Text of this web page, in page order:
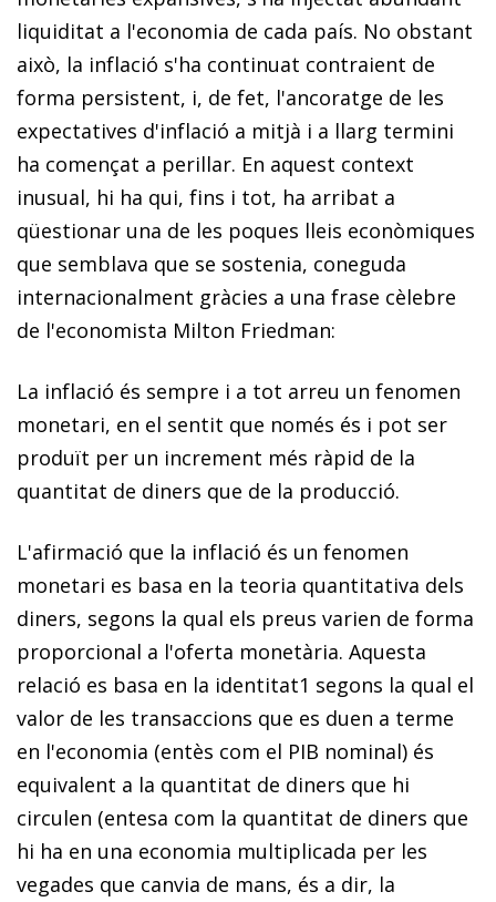
liquiditat a l'economia de cada país. No obstant
això, la inflació s'ha continuat contraient de
forma persistent, i, de fet, l'ancoratge de les
expectatives d'inflació a mitjà i a llarg termini
ha començat a perillar. En aquest context
inusual, hi ha qui, fins i tot, ha arribat a
qüestionar una de les poques lleis econòmiques
que semblava que se sostenia, coneguda
internacionalment gràcies a una frase cèlebre
de l'economista Milton Friedman:
La inflació és sempre i a tot arreu un fenomen
monetari, en el sentit que només és i pot ser
produït per un increment més ràpid de la
quantitat de diners que de la producció.
L'afirmació que la inflació és un fenomen
monetari es basa en la teoria quantitativa dels
diners, segons la qual els preus varien de forma
proporcional a l'oferta monetària. Aquesta
relació es basa en la identitat1 segons la qual el
valor de les transaccions que es duen a terme
en l'economia (entès com el PIB nominal) és
equivalent a la quantitat de diners que hi
circulen (entesa com la quantitat de diners que
hi ha en una economia multiplicada per les
vegades que canvia de mans, és a dir, la